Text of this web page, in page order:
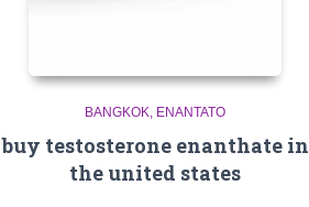
BANGKOK ENANTATO
buy testosterone enanthate in
the united states